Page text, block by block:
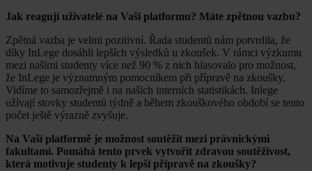
Jak reagují uživatelé na Vaši platformu? Máte zpětnou vazbu?
Zpětná vazba je velmi pozitivní. Řada studentů nám potvrdila, že
díky InLege dosáhli lepších výsledků u zkoušek. V rámci výzkumu
mezi našimi studenty více než 90 % z nich hlasovalo pro možnost,
že InLege je významným pomocníkem při přípravě na zkoušky.
Vidíme to samozřejmě i na našich interních statistikách. Inlege
užívají stovky studentů týdně a během zkouškového období se tento
počet ještě výrazně zvyšuje.
Na Vaší platformě je možnost soutěžit mezi právnickými
fakultami. Pomáhá tento prvek vytvořit zdravou soutěživost,
která motivuje studenty k lepší přípravě na zkoušky?